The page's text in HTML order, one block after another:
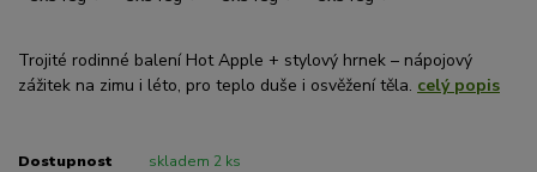
Trojité rodinné balení Hot Apple + stylový hrnek – nápojový
zážitek na zimu i léto, pro teplo duše i osvěžení těla. celý popis
Dostupnost skladem 2 ks